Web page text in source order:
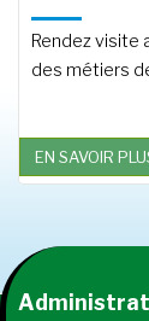
Rendez visite
des métiers
EN SAVOIR